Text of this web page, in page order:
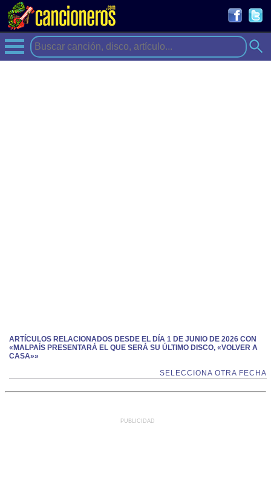
ARTÍCULOS RELACIONADOS DESDE EL DÍA 1 DE JUNIO DE 2026 CON
«MALPAÍS PRESENTARÁ EL QUE SERÁ SU ÚLTIMO DISCO, «VOLVER A
CASA»»
SELECCIONA OTRA FECHA
PUBLICIDAD